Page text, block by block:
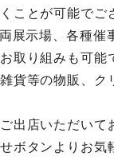
ことが可能でご
示場、各種催
取り組みも可能
貨等の物販、ク
出店いただいて
タンよりお気